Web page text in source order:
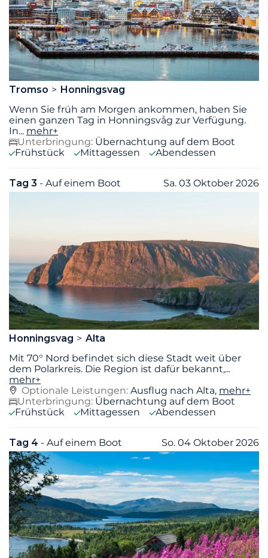
Tromso
Honningsvag
Wenn Sie früh am Morgen ankommen, haben Sie
einen ganzen Tag in Honningsvåg zur Verfügung.
In... mehr+
Unterbringung: Übernachtung auf dem Boot
Frühstück
Mittagessen Abendessen
Tag 3 - Auf einem Boot Sa. 03 Oktober 2026
Honningsvag
Alta
Mit 70° Nord befindet sich diese Stadt weit über
dem Polarkreis. Die Region ist dafür bekannt,...
mehr+
Optionale Leistungen: Ausflug nach Alta, mehr+
Unterbringung: Übernachtung auf dem Boot
Frühstück
Mittagessen Abendessen
Tag 4 - Auf einem Boot So. 04 Oktober 2026